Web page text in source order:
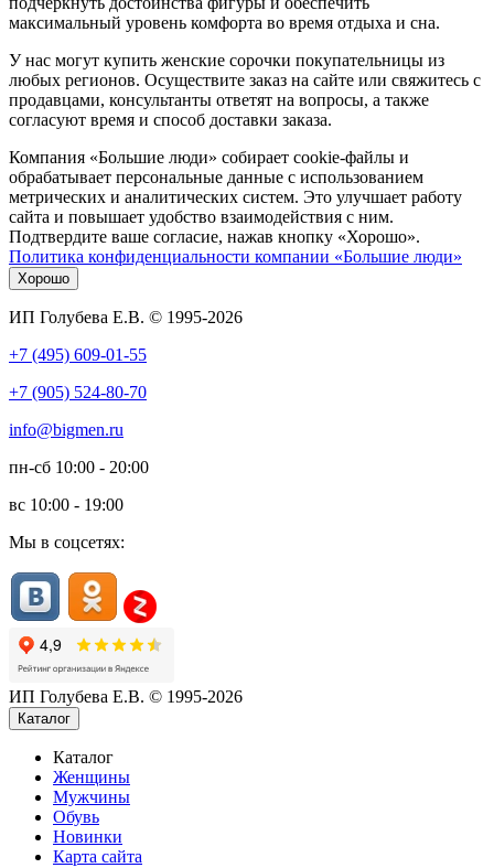
максимальный уровень комфорта во время отдыха и сна.
У нас могут купить женские сорочки покупательницы из
любых регионов. Осуществите заказ на сайте или свяжитесь с
продавцами, консультанты ответят на вопросы, а также
согласуют время и способ доставки заказа.
Компания «Большие люди» собирает cookie-файлы и
обрабатывает персональные данные с использованием
метрических и аналитических систем. Это улучшает работу
сайта и повышает удобство взаимодействия с ним.
Подтвердите ваше согласие, нажав кнопку «Хорошо».
Политика конфиденциальности компании «Большие люди»
Хорошо
ИП Голубева Е.В. © 1995-2026
+7 (495) 609-01-55
+7 (905) 524-80-70
info@bigmen.ru
пн-сб 10:00 - 20:00
вс 10:00 - 19:00
Мы в соцсетях:
ИП Голубева Е.В. © 1995-2026
Каталог
Каталог
Женщины
Мужчины
Обувь
Новинки
Карта сайта